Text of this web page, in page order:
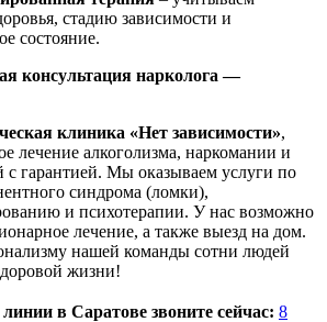
стадию зависимости и
состояние.
консультация нарколога —
клиника «Нет зависимости»,
лечение алкоголизма, наркомании и
с гарантией. Мы оказываем услуги по
синдрома (ломки),
и психотерапии. У нас возможно
лечение, а также выезд на дом.
нашей команды сотни людей
жизни!
в Саратове звоните сейчас: 8